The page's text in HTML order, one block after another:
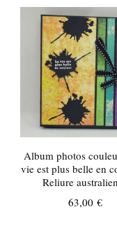
Album photos
vie est plus belle en
Reliure
63,00€